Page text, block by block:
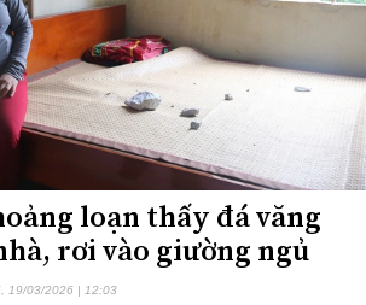
loạn thấy đá văng
rơi vào giường ngủ
19/03/2026 | 12:03